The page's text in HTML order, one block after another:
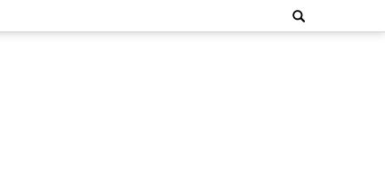
Search
for: